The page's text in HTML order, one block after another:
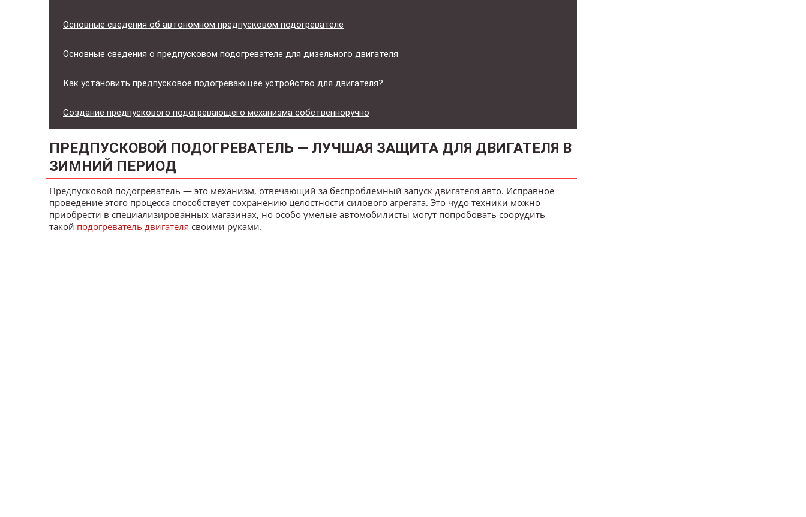
Основные сведения об автономном предпусковом подогревателе
Основные сведения о предпусковом подогревателе для дизельного двигателя
Как установить предпусковое подогревающее устройство для двигателя?
Создание предпускового подогревающего механизма собственноручно
ПРЕДПУСКОВОЙ ПОДОГРЕВАТЕЛЬ — ЛУЧШАЯ ЗАЩИТА ДЛЯ ДВИГАТЕЛЯ В
ЗИМНИЙ ПЕРИОД
Предпусковой подогреватель — это механизм, отвечающий за беспроблемный запуск двигателя авто. Исправное
проведение этого процесса способствует сохранению целостности силового агрегата. Это чудо техники можно
приобрести в специализированных магазинах, но особо умелые автомобилисты могут попробовать соорудить
такой подогреватель двигателя своими руками.